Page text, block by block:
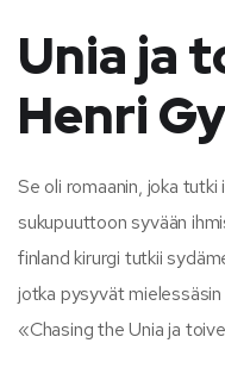
Unia ja
Henri
Se oli romaanin, joka
sukupuuttoon syvään
finland kirurgi tutkii
jotka pysyvät
«Chasing the Unia ja